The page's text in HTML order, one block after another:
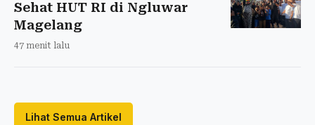
Sehat HUT RI di Ngluwar
Magelang
47 menit lalu
Lihat Semua Artikel